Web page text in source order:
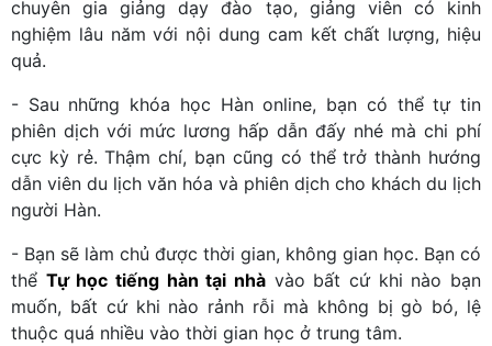
chuyên gia giảng dạy đào tạo, giảng viên có kinh
nghiệm lâu năm với nội dung cam kết chất lượng, hiệu
quả.
- Sau những khóa học Hàn online, bạn có thể tự tin
phiên dịch với mức lương hấp dẫn đấy nhé mà chi phí
cực kỳ rẻ. Thậm chí, bạn cũng có thể trở thành hướng
dẫn viên du lịch văn hóa và phiên dịch cho khách du lịch
người Hàn.
- Bạn sẽ làm chủ được thời gian, không gian học. Bạn có
thể Tự học tiếng hàn tại nhà vào bất cứ khi nào bạn
muốn, bất cứ khi nào rảnh rỗi mà không bị gò bó, lệ
thuộc quá nhiều vào thời gian học ở trung tâm.